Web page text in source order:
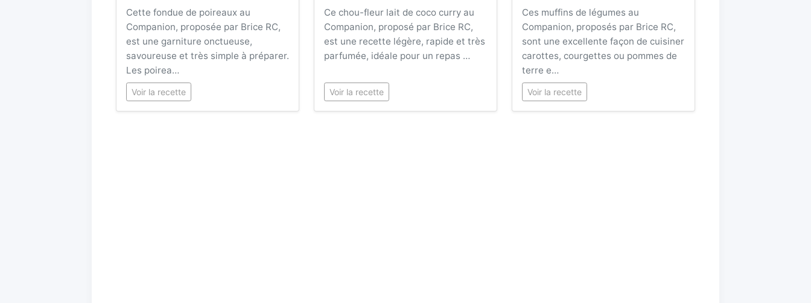
Cette fondue de poireaux au
Companion, proposée par Brice RC,
est une garniture onctueuse,
savoureuse et très simple à préparer.
Les poirea…
Voir la recette
Ce chou-fleur lait de coco curry au
Companion, proposé par Brice RC,
est une recette légère, rapide et très
parfumée, idéale pour un repas …
Voir la recette
Ces muffins de légumes au
Companion, proposés par Brice RC,
sont une excellente façon de cuisiner
carottes, courgettes ou pommes de
terre e…
Voir la recette